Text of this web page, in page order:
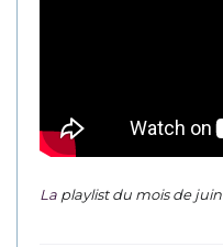
La playlist du mois de juin